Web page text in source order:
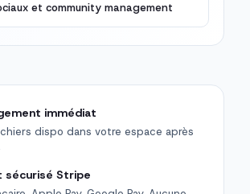
et community management
immédiat
dispo dans votre espace après
sécurisé Stripe